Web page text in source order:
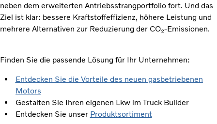
neben dem erweiterten Antriebsstrangportfolio fort. Und das
Ziel ist klar: bessere Kraftstoffeffizienz, höhere Leistung und
mehrere Alternativen zur Reduzierung der CO₂-Emissionen.
Finden Sie die passende Lösung für Ihr Unternehmen:
Entdecken Sie die Vorteile des neuen gasbetriebenen
Motors
Gestalten Sie Ihren eigenen Lkw im Truck Builder
Entdecken Sie unser Produktsortiment